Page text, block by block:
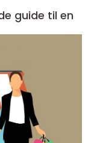
guide til en